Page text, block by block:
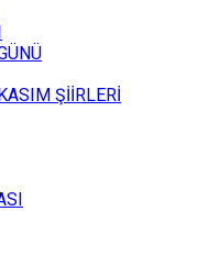
ŞİİRLERİ